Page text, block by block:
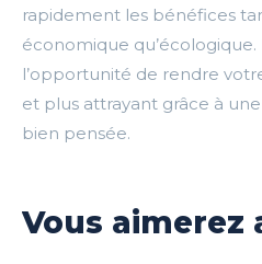
rapidement les bénéfices
économique
l’opportunité de rendre
et plus attrayant grâce à
bien pensée.
Vous aimerez